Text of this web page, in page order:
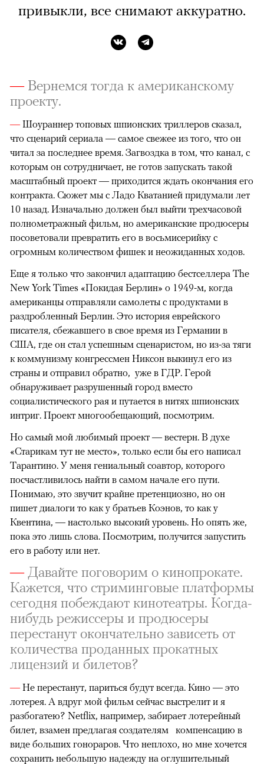
привыкли, все снимают аккуратно.
—Вернемся тогда к американскому
проекту.
— Шоураннер топовых шпионских триллеров сказал,
что сценарий сериала — самое свежее из того, что он
читал за последнее время. Загвоздка в том, что канал, с
которым он сотрудничает, не готов запускать такой
масштабный проект — приходится ждать окончания его
контракта. Сюжет мы с Ладо Кватанией придумали лет
10 назад. Изначально должен был выйти трехчасовой
полнометражный фильм, но американские продюсеры
посоветовали превратить его в восьмисерийку с
огромным количеством фишек и неожиданных ходов.
Еще я только что закончил адаптацию бестселлера The
New York Times «Покидая Берлин» о 1949-м, когда
американцы отправляли самолеты с продуктами в
раздробленный Берлин. Это история еврейского
писателя, сбежавшего в свое время из Германии в
США, где он стал успешным сценаристом, но из-за тяги
к коммунизму конгрессмен Никсон выкинул его из
страны и отправил обратно, уже в ГДР. Герой
обнаруживает разрушенный город вместо
социалистического рая и путается в нитях шпионских
интриг. Проект многообещающий, посмотрим.
Но самый мой любимый проект — вестерн. В духе
«Старикам тут не место», только если бы его написал
Тарантино. У меня гениальный соавтор, которого
посчастливилось найти в самом начале его пути.
Понимаю, это звучит крайне претенциозно, но он
пишет диалоги то как у братьев Коэнов, то как у
Квентина, — настолько высокий уровень. Но опять же,
пока это лишь слова. Посмотрим, получится запустить
его в работу или нет.
—Давайте поговорим о кинопрокате.
Кажется, что стриминговые платформы
сегодня побеждают кинотеатры. Когда-
нибудь режиссеры и продюсеры
перестанут окончательно зависеть от
количества проданных прокатных
лицензий и билетов?
— Не перестанут, париться будут всегда. Кино — это
лотерея. А вдруг мой фильм сейчас выстрелит и я
разбогатею? Netflix, например, забирает лотерейный
билет, взамен предлагая создателям компенсацию в
виде больших гонораров. Что неплохо, но мне хочется
сохранить небольшую надежду на оглушительный